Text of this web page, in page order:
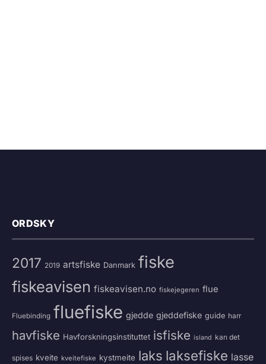
ORDSKY
2017 2019 artsfiske Danmark fiske
fiskeavisen fiskeavisen.no fiskejegeren flue
Fluebinding fluefiske gjedde gjeddefiske guide harr
havfiske Havforskningsinstituttet isfiske island kan det
spises kveite kveitefiske kystmeite laks laksefiske lasse